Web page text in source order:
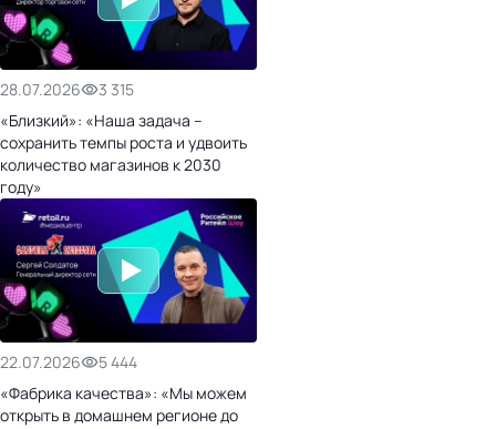
28.07.2026
3 315
«Близкий»: «Наша задача –
сохранить темпы роста и удвоить
количество магазинов к 2030
году»
22.07.2026
5 444
«Фабрика качества»: «Мы можем
открыть в домашнем регионе до